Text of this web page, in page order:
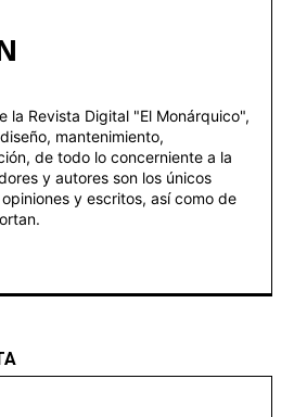
la Revista Digital "El Monárquico",
mantenimiento,
de todo lo concerniente a la
y autores son los únicos
y escritos, así como de